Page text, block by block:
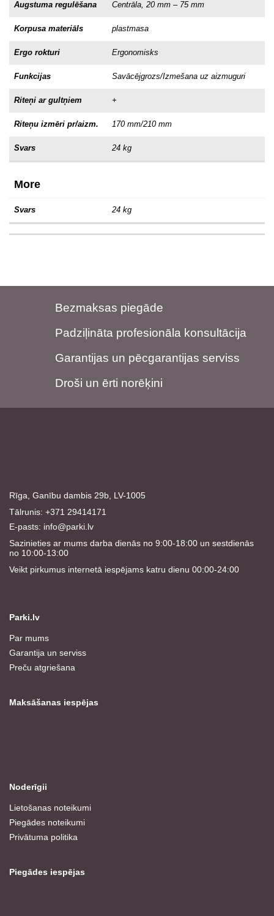
Augstuma regulēšana Centrāla, 20 mm – 75 mm
Korpusa materiāls plastmasa
Ergo rokturi Ergonomisks
Funkcijas Savācējgrozs/Izmešana uz aizmuguri
Riteņi ar gultņiem +
Riteņu izmēri pr/aizm. 170 mm/210 mm
Svars 24 kg
More
Svars 24 kg
Bezmaksas piegāde
Padziļināta profesionāla konsultācija
Garantijas un pēcgarantijas serviss
Droši un ērti norēķini
Rīga, Ganību dambis 29b, LV-1005
Tālrunis: +371 29414171
E-pasts: info@parki.lv
Sazinieties ar mums darba dienās no 9:00-18:00 un sestdienās
no 10:00-13:00
Veikt pirkumus internetā iespējams katru dienu 00:00-24:00
Parki.lv
Par mums
Garantija un serviss
Preču atgriešana
Maksāšanas iespējas
Noderīgii
Lietošanas noteikumi
Piegādes noteikumi
Privātuma politika
Piegādes iespējas